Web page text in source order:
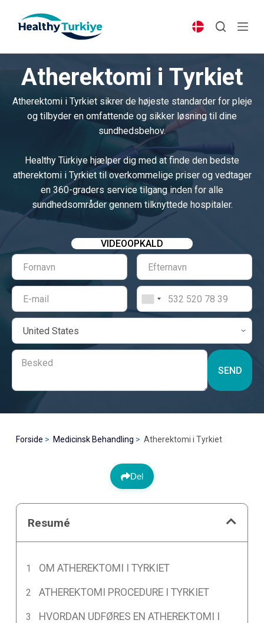
p
c
n
Atherektomi i Tyrkiet
Atherektomi i Tyrkiet sikrer de højeste standarder for pleje
og tilbyder en omfattende og sikker løsning til dine
sundhedsbehov.
Healthy Türkiye hjælper dig med at finde den bedste
atherektomi i Tyrkiet til overkommelige priser og vedtager
en 360-graders service tilgang inden for alle
sundhedsområder gennem tilknyttede hospitaler.
VIDEOOPKALD
SEND
Forside Medicinsk Behandling Atherektomi i Tyrkiet
Del
Resumé
OM ATHEREKTOMI I TYRKIET
ATHEREKTOMI PROCEDURE I TYRKIET
HVORDAN UDFØRES EN ATHEREKTOMI I